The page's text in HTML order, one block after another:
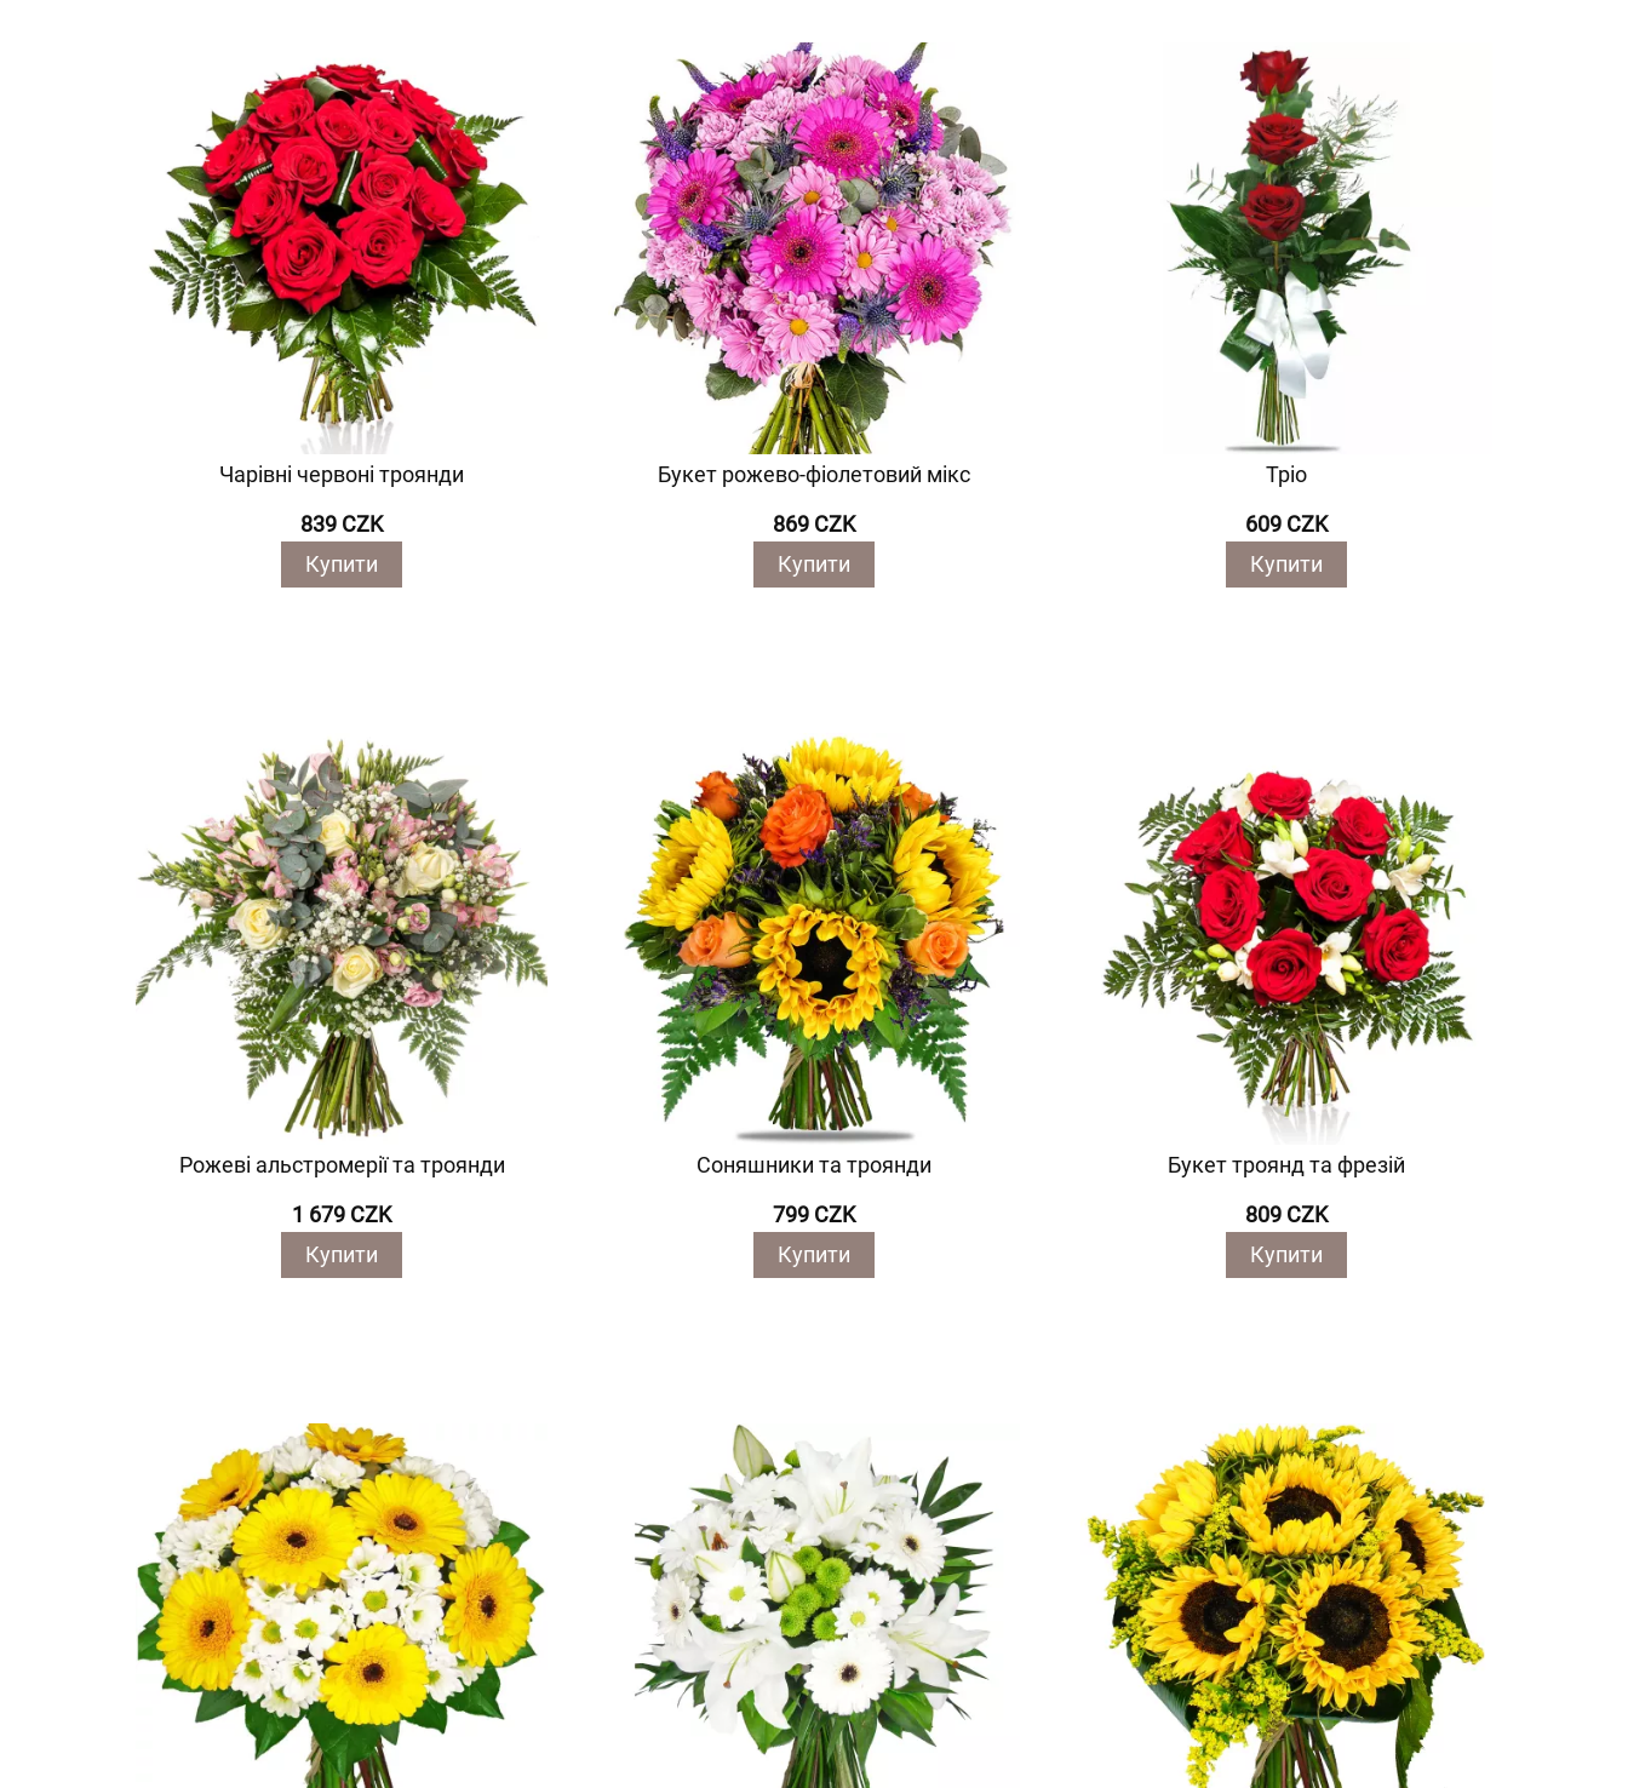
Чарівні червоні троянди
839 CZK
Купити
Букет рожево-фіолетовий мікс
869 CZK
Купити
Тріо
609 CZK
Купити
Рожеві альстромерії та троянди
1 679 CZK
Купити
Соняшники та троянди
799 CZK
Купити
Букет троянд та фрезій
809 CZK
Купити